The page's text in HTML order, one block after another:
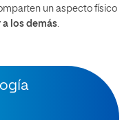
un aspecto físico
los demás.